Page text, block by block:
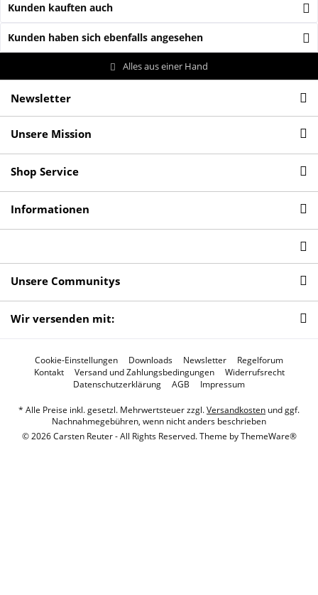
Kunden kauften auch
Kunden haben sich ebenfalls angesehen
Alles aus einer Hand
Newsletter
Unsere Mission
Shop Service
Informationen
Unsere Communitys
Wir versenden mit:
Cookie-Einstellungen Downloads Newsletter
Regelforum
Kontakt
Versand und Zahlungsbedingungen
Widerrufsrecht
Datenschutzerklärung
AGB Impressum
* Alle Preise inkl. gesetzl. Mehrwertsteuer zzgl.Versandkosten und ggf.
Nachnahmegebühren, wenn nicht anders beschrieben
© 2026 Carsten Reuter - All Rights Reserved. Theme byThemeWare®